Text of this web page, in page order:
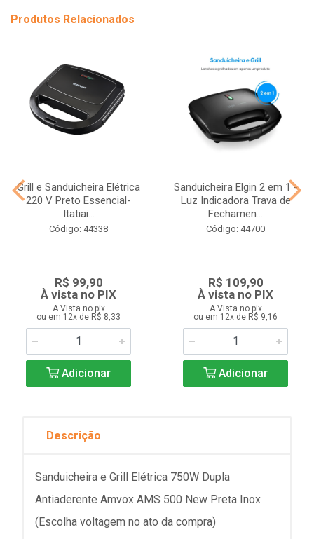
Produtos Relacionados
Grill e Sanduicheira Elétrica
220 V Preto Essencial-
Itatiai...
Código: 44338
R$ 99,90
À vista no PIX
A Vista no pix
ou em 12x de R$ 8,33
Adicionar
Sanduicheira Elgin 2 em 1 -
Luz Indicadora Trava de
Fechamen...
Código: 44700
R$ 109,90
À vista no PIX
A Vista no pix
ou em 12x de R$ 9,16
Adicionar
Descrição
Sanduicheira e Grill Elétrica 750W Dupla
Antiaderente Amvox AMS 500 New Preta Inox
(Escolha voltagem no ato da compra)